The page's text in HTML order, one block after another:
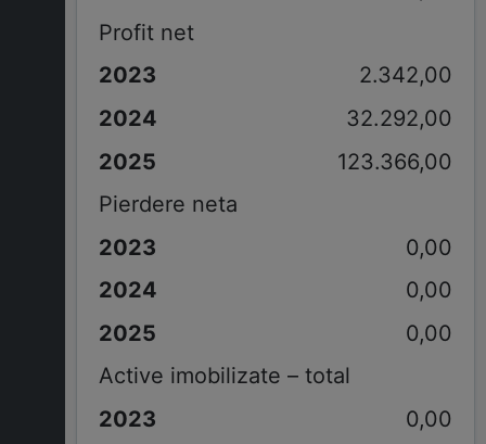
Profit net
2.342,00
32.292,00
123.366,00
Pierdere neta
0,00
0,00
0,00
Active imobilizate – total
0,00